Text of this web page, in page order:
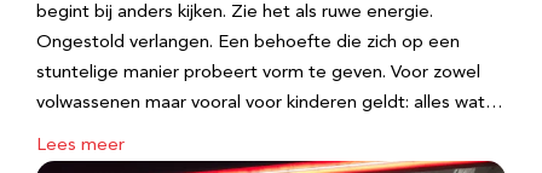
begint bij anders kijken. Zie het als ruwe energie.
Ongestold verlangen. Een behoefte die zich op een
stuntelige manier probeert vorm te geven. Voor zowel
volwassenen maar vooral voor kinderen geldt: alles wat…
Lees meer